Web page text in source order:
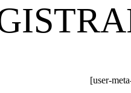
[user-